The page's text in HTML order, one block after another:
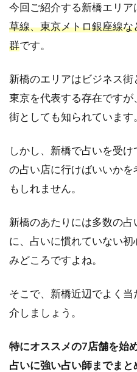
今回ご紹介する新橋エリア
草線、東京メトロ銀座線
群です。
新橋のエリアはビジネス
東京を代表する存在です
街としても知られています。
しかし、新橋で占いを受
の占い店に行けばいいか
もしれません。
新橋のあたりには多数の
に、占いに慣れていない
みどころですよね。
そこで、新橋近辺でよく
介しましょう。
特にオススメの7店舗を始
占いに強い占い師までまと